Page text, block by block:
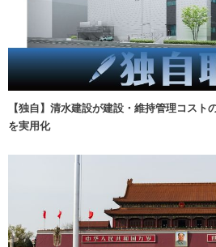
【独自】清水建設が建設・維持管理コスト
を実用化